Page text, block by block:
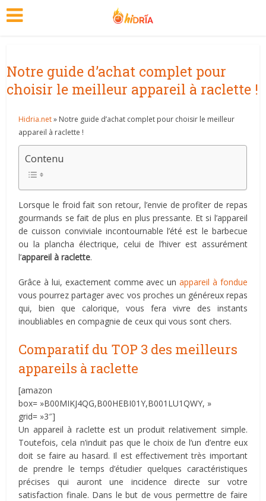
Notre guide d’achat complet pour
choisir le meilleur appareil à raclette !
Hidria.net» Notre guide d’achat complet pour choisir le meilleur
appareil à raclette !
Contenu
Lorsque le froid fait son retour, l’envie de profiter de repas
gourmands se fait de plus en plus pressante. Et si l’appareil
de cuisson conviviale incontournable l’été est le barbecue
ou la plancha électrique, celui de l’hiver est assurément
l’appareil à raclette.
Grâce à lui, exactement comme avec unappareil à fondue
vous pourrez partager avec vos proches un généreux repas
qui, bien que calorique, vous fera vivre des instants
inoubliables en compagnie de ceux qui vous sont chers.
Comparatif du TOP 3 des meilleurs
appareils à raclette
[amazon
box= »B00MIKJ4QG,B00HEBI01Y,B001LU1QWY, »
grid= »3″]
Un appareil à raclette est un produit relativement simple.
Toutefois, cela n’induit pas que le choix de l’un d’entre eux
doit se faire au hasard. Il est effectivement très important
de prendre le temps d’étudier quelques caractéristiques
précises qui auront une incidence directe sur votre
satisfaction finale. Dans le but de vous permettre de faire